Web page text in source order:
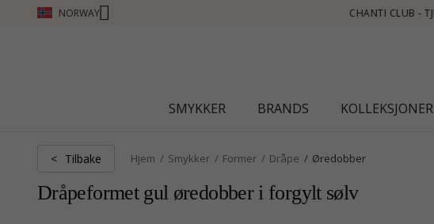
NORWAY
CLUB - TJEN POENG SE MER - KLIKK HER
SMYKKER BRANDS KOLLEKSJONER
< Tilbake Hjem Smykker Former Dråpe Øredobber
Dråpeformet gul øredobber i forgylt sølv